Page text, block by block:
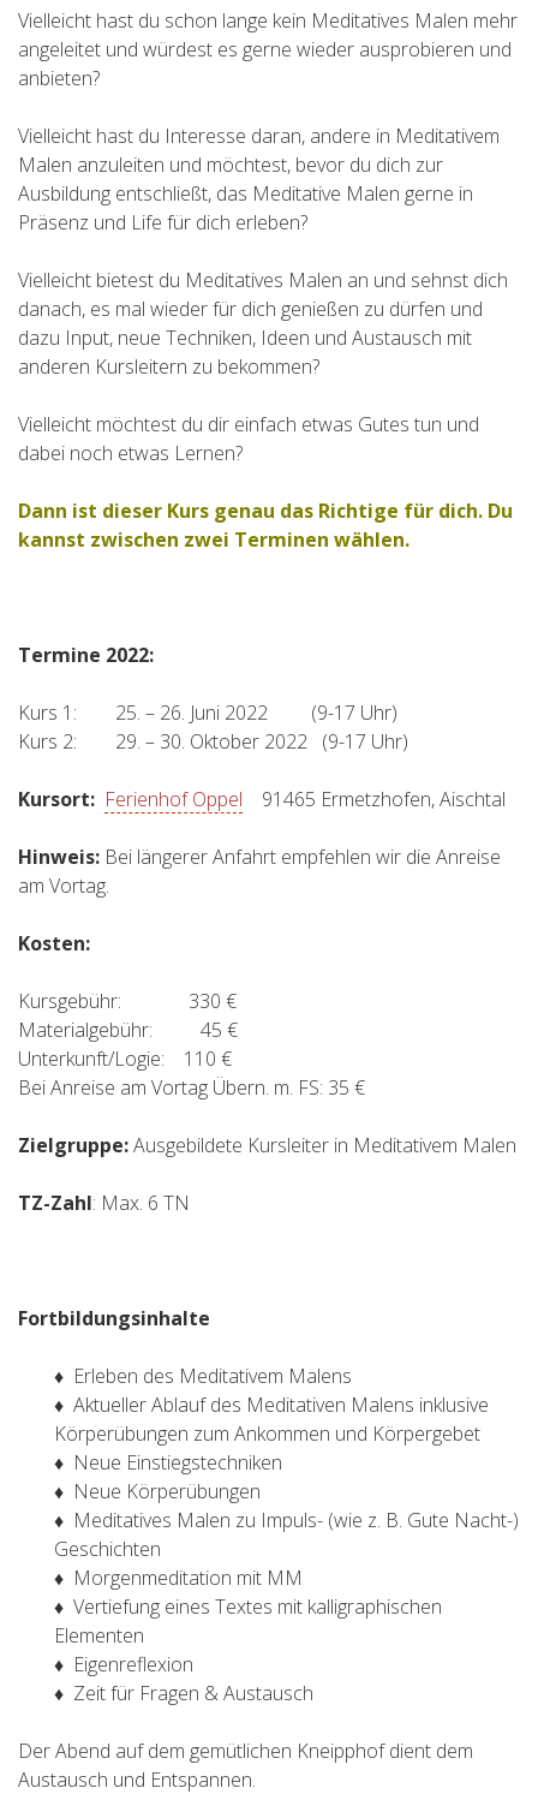
Vielleicht hast du schon lange kein Meditatives Malen mehr
angeleitet und würdest es gerne wieder ausprobieren und
anbieten?
Vielleicht hast du Interesse daran, andere in Meditativem
Malen anzuleiten und möchtest, bevor du dich zur
Ausbildung entschließt, das Meditative Malen gerne in
Präsenz und Life für dich erleben?
Vielleicht bietest du Meditatives Malen an und sehnst dich
danach, es mal wieder für dich genießen zu dürfen und
dazu Input, neue Techniken, Ideen und Austausch mit
anderen Kursleitern zu bekommen?
Vielleicht möchtest du dir einfach etwas Gutes tun und
dabei noch etwas Lernen?
Dann ist dieser Kurs genau das Richtige für dich. Du
kannst zwischen zwei Terminen wählen.
Termine 2022:
Kurs 1: 25. – 26. Juni 2022 (9-17 Uhr)
Kurs 2: 29. – 30. Oktober 2022 (9-17 Uhr)
Kursort: Ferienhof Oppel 91465 Ermetzhofen, Aischtal
Hinweis: Bei längerer Anfahrt empfehlen wir die Anreise
am Vortag.
Kosten:
Kursgebühr: 330 €
Materialgebühr: 45 €
Unterkunft/Logie: 110 €
Bei Anreise am Vortag Übern. m. FS: 35 €
Zielgruppe:Ausgebildete Kursleiter in Meditativem Malen
TZ-Zahl: Max. 6 TN
Fortbildungsinhalte
♦ Erleben des Meditativem Malens
♦ Aktueller Ablauf des Meditativen Malens inklusive
Körperübungen zum Ankommen und Körpergebet
♦ Neue Einstiegstechniken
♦ Neue Körperübungen
♦ Meditatives Malen zu Impuls- (wie z. B. Gute Nacht-)
Geschichten
♦ Morgenmeditation mit MM
♦ Vertiefung eines Textes mit kalligraphischen
Elementen
♦ Eigenreflexion
♦ Zeit für Fragen & Austausch
Der Abend auf dem gemütlichen Kneipphof dient dem
Austausch und Entspannen.